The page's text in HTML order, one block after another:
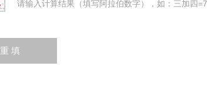
请输入计算结果（填写阿拉伯数字），如：三加四=7